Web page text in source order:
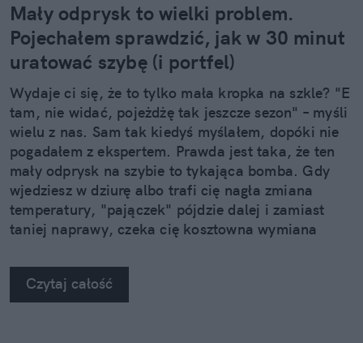
Mały odprysk to wielki problem.
Pojechałem sprawdzić, jak w 30 minut
uratować szybę (i portfel)
Wydaje ci się, że to tylko mała kropka na szkle? "E
tam, nie widać, pojeżdżę tak jeszcze sezon" – myśli
wielu z nas. Sam tak kiedyś myślałem, dopóki nie
pogadałem z ekspertem. Prawda jest taka, że ten
mały odprysk na szybie to tykająca bomba. Gdy
wjedziesz w dziurę albo trafi cię nagła zmiana
temperatury, "pajączek" pójdzie dalej i zamiast
taniej naprawy, czeka cię kosztowna wymiana
na własne oczy zobaczyć, jak profesjonaliści radzą
sobie z takimi uszkodzeniami.
Czytaj całość